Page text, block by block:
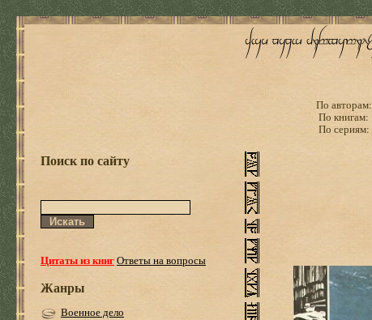
По авторам:
По книгам:
По сериям:
Поиск по сайту
Цитаты из книгОтветы на вопросы
Жанры
Военное дело